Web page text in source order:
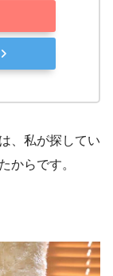
、私が探してい
からです。